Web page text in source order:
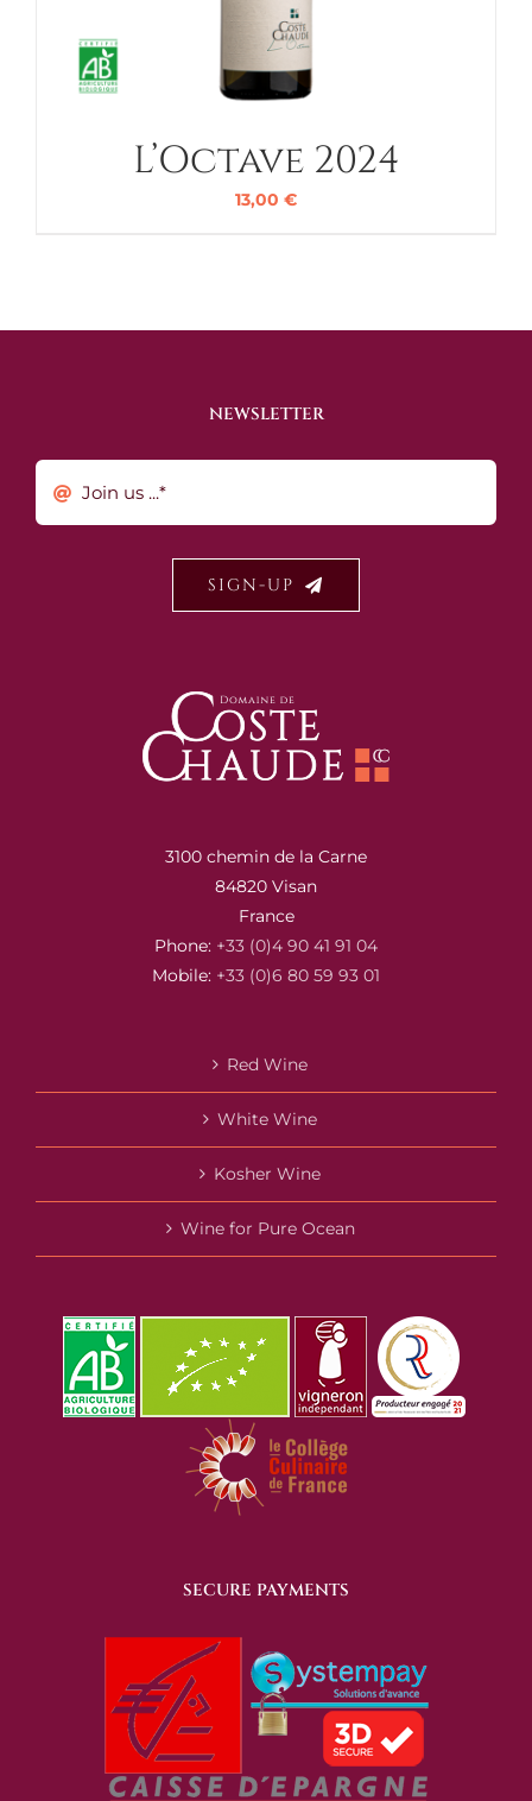
L’Octave 2024
13,00 €
NEWSLETTER
SIGN-UP
3100 chemin de la Carne
84820 Visan
France
Phone: +33 (0)4 90 41 91 04
Mobile: +33 (0)6 80 59 93 01
Red Wine
White Wine
Kosher Wine
Wine for Pure Ocean
SECURE PAYMENTS